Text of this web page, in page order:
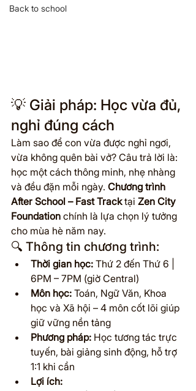
Back to school
💡 Giải pháp: Học vừa đủ,
nghỉ đúng cách
Làm sao để con vừa được nghỉ ngơi,
vừa không quên bài vở? Câu trả lời là:
học một cách thông minh, nhẹ nhàng
và đều đặn mỗi ngày. Chương trình
After School – Fast Track tại Zen City
Foundation chính là lựa chọn lý tưởng
cho mùa hè năm nay.
🔍 Thông tin chương trình:
Thời gian học: Thứ 2 đến Thứ 6 |
6PM – 7PM (giờ Central)
Môn học: Toán, Ngữ Văn, Khoa
học và Xã hội – 4 môn cốt lõi giúp
giữ vững nền tảng
Phương pháp: Học tương tác trực
tuyến, bài giảng sinh động, hỗ trợ
1:1 khi cần
Lợi ích: